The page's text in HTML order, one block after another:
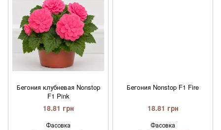
Бегония клубневая Nonstop
F1 Pink
18.81 грн
Фасовка
Бегония Nonstop F1 Fire
18.81 грн
Фасовка